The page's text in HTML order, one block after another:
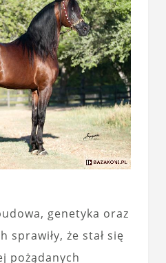
genetyka oraz
sprawiły, że stał się
pożądanych